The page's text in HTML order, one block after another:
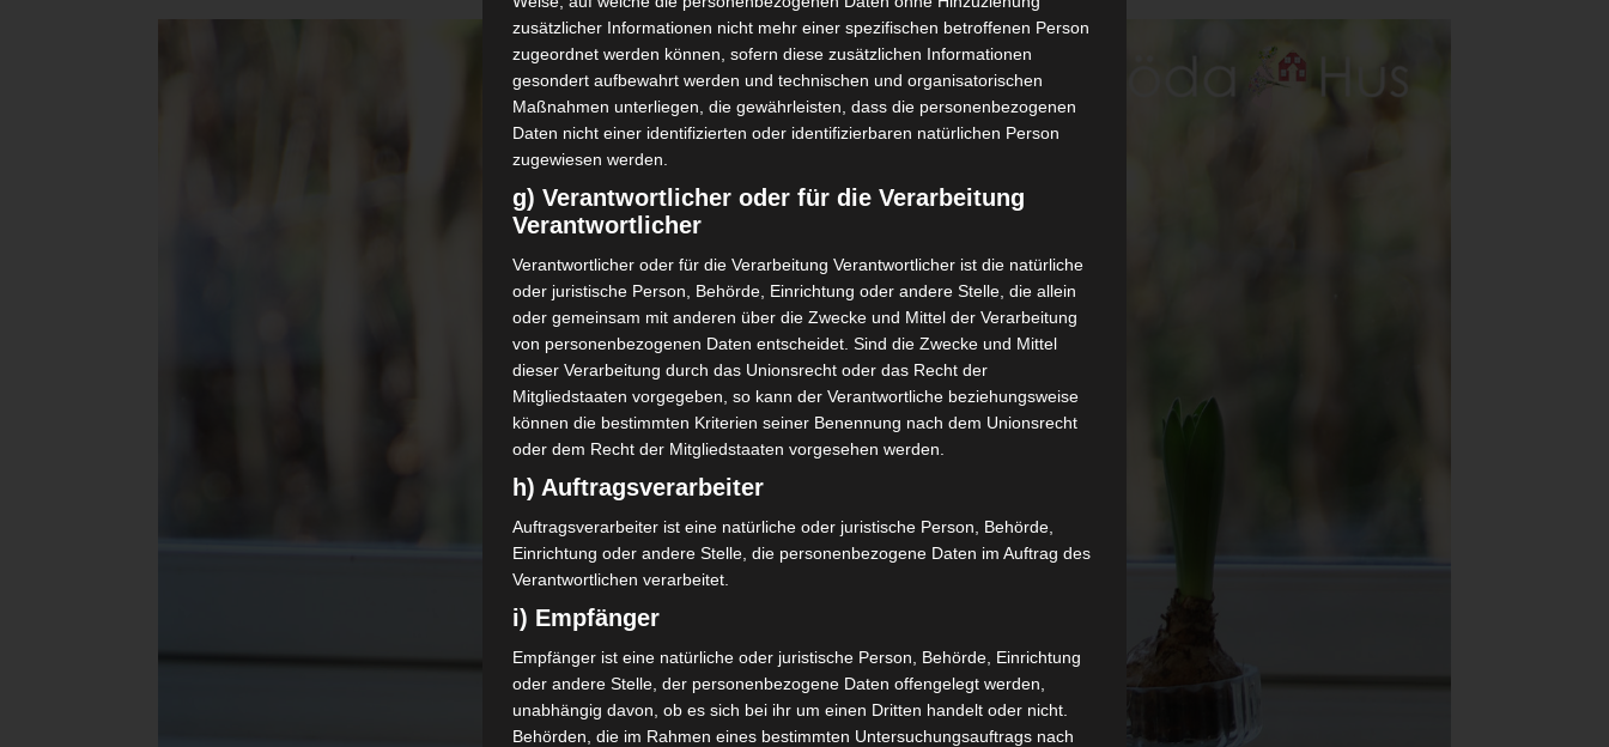
zusätzlicher Informationen nicht mehr einer spezifischen betroffenen Person
zugeordnet werden können, sofern diese zusätzlichen Informationen
gesondert aufbewahrt werden und technischen und organisatorischen
Maßnahmen unterliegen, die gewährleisten, dass die personenbezogenen
Daten nicht einer identifizierten oder identifizierbaren natürlichen Person
zugewiesen werden.
g) Verantwortlicher oder für die Verarbeitung
Verantwortlicher
Verantwortlicher oder für die Verarbeitung Verantwortlicher ist die natürliche
oder juristische Person, Behörde, Einrichtung oder andere Stelle, die allein
oder gemeinsam mit anderen über die Zwecke und Mittel der Verarbeitung
von personenbezogenen Daten entscheidet. Sind die Zwecke und Mittel
dieser Verarbeitung durch das Unionsrecht oder das Recht der
Mitgliedstaaten vorgegeben, so kann der Verantwortliche beziehungsweise
können die bestimmten Kriterien seiner Benennung nach dem Unionsrecht
oder dem Recht der Mitgliedstaaten vorgesehen werden.
h) Auftragsverarbeiter
Auftragsverarbeiter ist eine natürliche oder juristische Person, Behörde,
Einrichtung oder andere Stelle, die personenbezogene Daten im Auftrag des
Verantwortlichen verarbeitet.
i) Empfänger
Empfänger ist eine natürliche oder juristische Person, Behörde, Einrichtung
oder andere Stelle, der personenbezogene Daten offengelegt werden,
unabhängig davon, ob es sich bei ihr um einen Dritten handelt oder nicht.
Behörden, die im Rahmen eines bestimmten Untersuchungsauftrags nach